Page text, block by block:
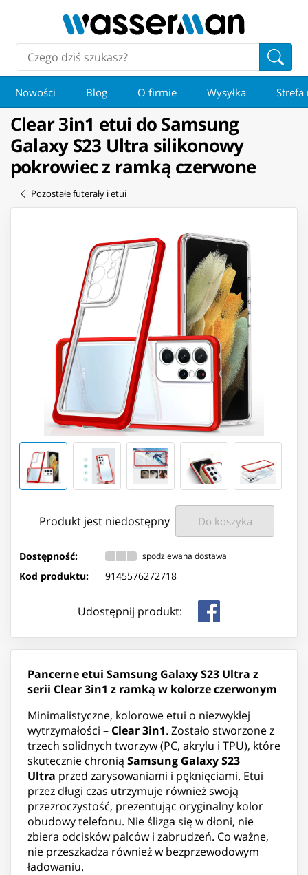
Nowości Blog O firmie Wysyłka Strefa
Clear 3in1 etui do Samsung
Galaxy S23 Ultra silikonowy
pokrowiec z ramką czerwone
Pozostałe futerały i etui
Produkt jest niedostępny Do koszyka
Dostępność: spodziewana dostawa
Kod produktu: 9145576272718
Udostępnij produkt:
Pancerne etui Samsung Galaxy S23 Ultra z
serii Clear 3in1 z ramką w kolorze czerwonym
Minimalistyczne, kolorowe etui o niezwykłej
wytrzymałości – Clear 3in1. Zostało stworzone z
trzech solidnych tworzyw (PC, akrylu i TPU), które
skutecznie chronią Samsung Galaxy S23
Ultra przed zarysowaniami i pęknięciami. Etui
przez długi czas utrzymuje również swoją
przezroczystość, prezentując oryginalny kolor
obudowy telefonu. Nie ślizga się w dłoni, nie
zbiera odcisków palców i zabrudzeń. Co ważne,
nie przeszkadza również w bezprzewodowym
ładowaniu.